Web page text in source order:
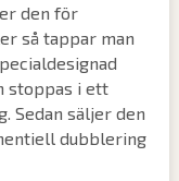
den för
så tappar man
stoppas i ett
Sedan säljer den
dubblering